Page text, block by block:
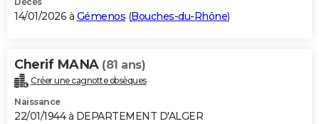
14/01/2026 à Gémenos (Bouches-du-Rhône)
Cherif MANA (81 ans)
Créer une cagnotte obsèques
Naissance
22/01/1944 à DEPARTEMENT D'ALGER